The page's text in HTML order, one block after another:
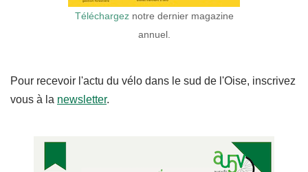
Téléchargeznotre dernier magazine
annuel.
Pour recevoir l'actu du vélo dans le sud de l'Oise, inscrivez
vous à la newsletter.